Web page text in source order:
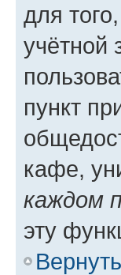
для
учётной
пункт
кафе,
каждом
эту